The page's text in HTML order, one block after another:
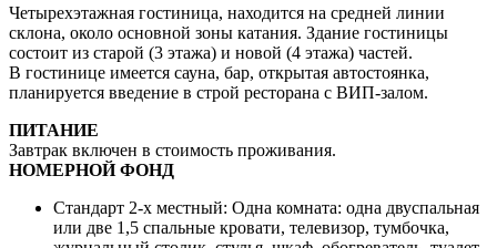
Четырехэтажная гостиница, находится на средней линии
склона, около основной зоны катания. Здание гостиницы
состоит из старой (3 этажа) и новой (4 этажа) частей.
В гостинице имеется сауна, бар, открытая автостоянка,
планируется введение в строй ресторана с ВИП-залом.
ПИТАНИЕ
Завтрак включен в стоимость проживания.
НОМЕРНОЙ ФОНД
Стандарт 2-х местный: Одна комната: одна двуспальная
или две 1,5 спальные кровати, телевизор, тумбочка,